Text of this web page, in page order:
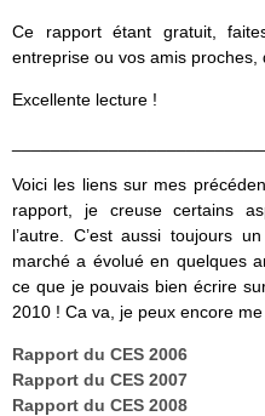
Ce rapport étant gratuit,
entreprise ou vos amis proches,
Excellente lecture !
Voici les liens sur mes
rapport, je creuse certains
l’autre. C’est aussi toujours
marché a évolué en quelques
ce que je pouvais bien écrire
2010 ! Ca va, je peux encore
Rapport du CES 2006
Rapport du CES 2007
Rapport du CES 2008